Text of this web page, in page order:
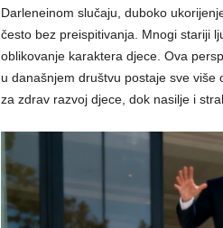
Darleneinom slučaju, duboko
često bez preispitivanja. Mnogi stariji
oblikovanje karaktera djece. Ova
u današnjem društvu postaje sve
za zdrav razvoj djece, dok nasilje i